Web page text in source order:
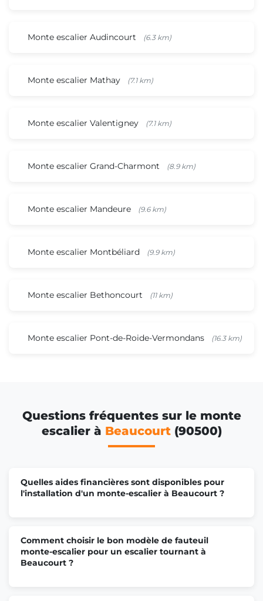
Monte escalier Audincourt (6.3 km)
Monte escalier Mathay (7.1 km)
Monte escalier Valentigney (7.1 km)
Monte escalier Grand-Charmont (8.9 km)
Monte escalier Mandeure (9.6 km)
Monte escalier Montbéliard (9.9 km)
Monte escalier Bethoncourt (11 km)
Monte escalier Pont-de-Roide-Vermondans (16.3 km)
Questions fréquentes sur le monte
escalier à Beaucourt(90500)
Quelles aides financières sont disponibles pour
l'installation d'un monte-escalier à Beaucourt ?
Comment choisir le bon modèle de fauteuil
monte-escalier pour un escalier tournant à
Beaucourt ?